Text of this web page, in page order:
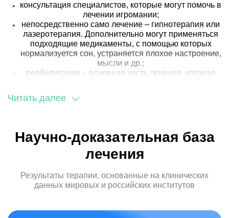
консультация специалистов, которые могут помочь в
лечении игромании;
непосредственно само лечение – гипнотерапия или
лазеротерапия. Дополнительно могут применяться
подходящие медикаменты, с помощью которых
нормализуется сон, устраняется плохое настроение,
мысли и др.;
реабилитация – основная часть лечения, которая
Этапы лечения лудомании – отработанная схема, с
Кодирование от игромании в
клинике Детокс Сити
Клиника «Детокс Сити» имеет следующие
преимущества:
помощи, лечении. Предварительно состояние
Читать далее
Научно-доказательная база
лечения
Результаты терапии, основанные на клинических
данных мировых и российских институтов